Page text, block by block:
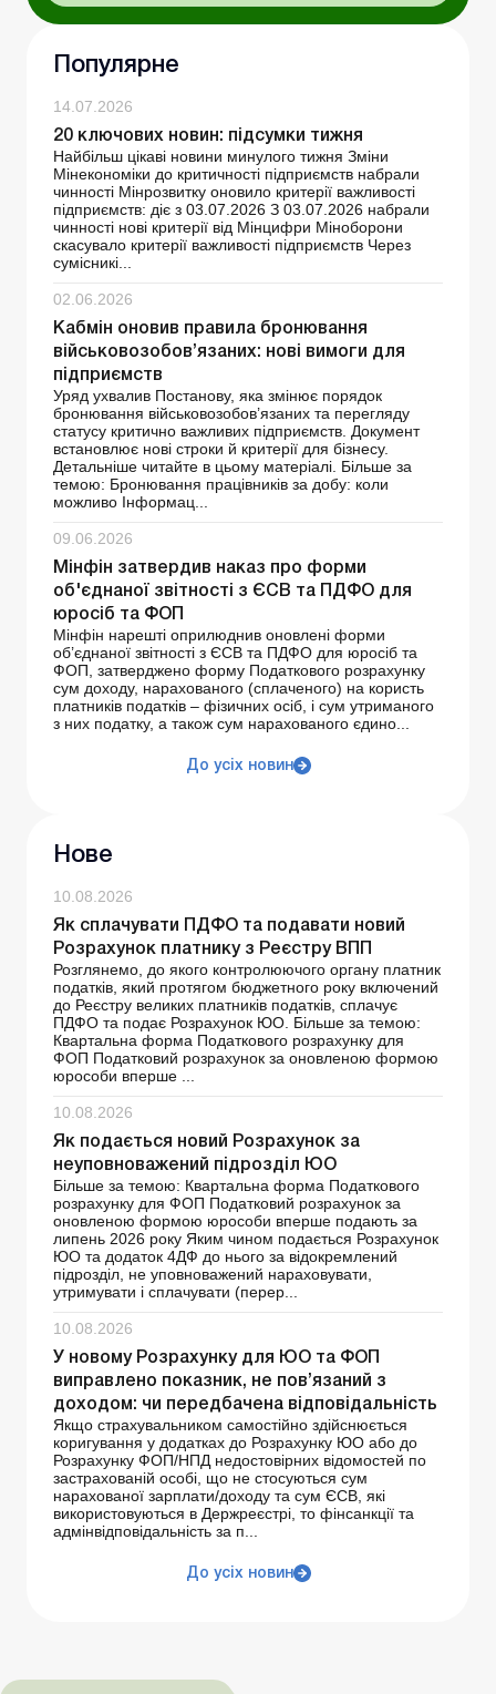
Популярне
14.07.2026
20 ключових новин: підсумки тижня
Найбільш цікаві новини минулого тижня Зміни
Мінекономіки до критичності підприємств набрали
чинності Мінрозвитку оновило критерії важливості
підприємств: діє з 03.07.2026 З 03.07.2026 набрали
чинності нові критерії від Мінцифри Міноборони
скасувало критерії важливості підприємств Через
сумісникі...
02.06.2026
Кабмін оновив правила бронювання
військовозобов’язаних: нові вимоги для
підприємств
Уряд ухвалив Постанову, яка змінює порядок
бронювання військовозобов’язаних та перегляду
статусу критично важливих підприємств. Документ
встановлює нові строки й критерії для бізнесу.
Детальніше читайте в цьому матеріалі. Більше за
темою: Бронювання працівників за добу: коли
можливо Інформац...
09.06.2026
Мінфін затвердив наказ про форми
об'єднаної звітності з ЄСВ та ПДФО для
юросіб та ФОП
Мінфін нарешті оприлюднив оновлені форми
об’єднаної звітності з ЄСВ та ПДФО для юросіб та
ФОП, затверджено форму Податкового розрахунку
сум доходу, нарахованого (сплаченого) на користь
платників податків – фізичних осіб, і сум утриманого
з них податку, а також сум нарахованого єдино...
До усіх новин
Нове
10.08.2026
Як сплачувати ПДФО та подавати новий
Розрахунок платнику з Реєстру ВПП
Розглянемо, до якого контролюючого органу платник
податків, який протягом бюджетного року включений
до Реєстру великих платників податків, сплачує
ПДФО та подає Розрахунок ЮО. Більше за темою:
Квартальна форма Податкового розрахунку для
ФОП Податковий розрахунок за оновленою формою
юрособи вперше ...
10.08.2026
Як подається новий Розрахунок за
неуповноважений підрозділ ЮО
Більше за темою: Квартальна форма Податкового
розрахунку для ФОП Податковий розрахунок за
оновленою формою юрособи вперше подають за
липень 2026 року Яким чином подається Розрахунок
ЮО та додаток 4ДФ до нього за відокремлений
підрозділ, не уповноважений нараховувати,
утримувати і сплачувати (перер...
10.08.2026
У новому Розрахунку для ЮО та ФОП
виправлено показник, не пов’язаний з
доходом: чи передбачена відповідальність
Якщо страхувальником самостійно здійснюється
коригування у додатках до Розрахунку ЮО або до
Розрахунку ФОП/НПД недостовірних відомостей по
застрахованій особі, що не стосуються сум
нарахованої зарплати/доходу та сум ЄСВ, які
використовуються в Держреєстрі, то фінсанкції та
адмінвідповідальність за п...
До усіх новин